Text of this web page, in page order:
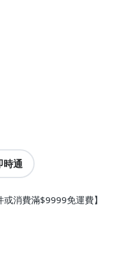
時通
消費滿$9999免運費】